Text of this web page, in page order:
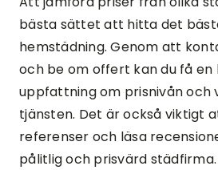
bästa sättet att hitta det
hemstädning. Genom att
och be om offert kan du få
uppfattning om prisnivån och
tjänsten. Det är också viktigt
referenser och läsa
pålitlig och prisvärd